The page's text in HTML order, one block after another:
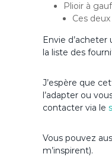
Plioir à
Ces
Envie d’acheter
la liste des
J’espère que
l’adapter ou
contacter via le
Vous pouvez
m’inspirent).